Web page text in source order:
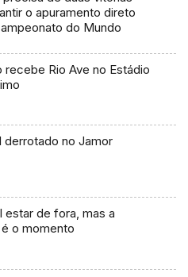
o apuramento direto
do Mundo
recebe Rio Ave no Estádio
derrotado no Jamor
estar de fora, mas a
o momento